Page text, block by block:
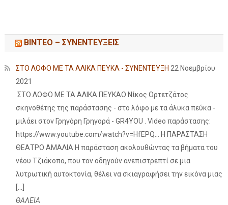
ΒΙΝΤΕΟ – ΣΥΝΕΝΤΕΥΞΕΙΣ
ΣΤΟ ΛΟΦΟ ΜΕ ΤΑ ΑΛΙΚΑ ΠΕΥΚΑ - ΣΥΝΕΝΤΕΥΞΗ 22 Νοεμβρίου
2021
ΣΤΟ ΛΟΦΟ ΜΕ ΤΑ ΑΛΙΚΑ ΠΕΥΚΑΟ Νίκος Ορτετζάτος
σκηνοθέτης της παράστασης - στο λόφο με τα άλυκα πεύκα -
μιλάει στον Γρηγόρη Γρηγορά - GR4YOU . Video παράστασης:
https://www.youtube.com/watch?v=HfEPQ... Η ΠΑΡΑΣΤΑΣΗ
ΘΕΑΤΡΟ ΑΜΑΛΙΑ Η παράσταση ακολουθώντας τα βήματα του
νέου Τζιάκοπο, που τον οδηγούν ανεπιστρεπτί σε μια
λυτρωτική αυτοκτονία, θέλει να σκιαγραφήσει την εικόνα μιας
ΘΑΛΕΙΑ